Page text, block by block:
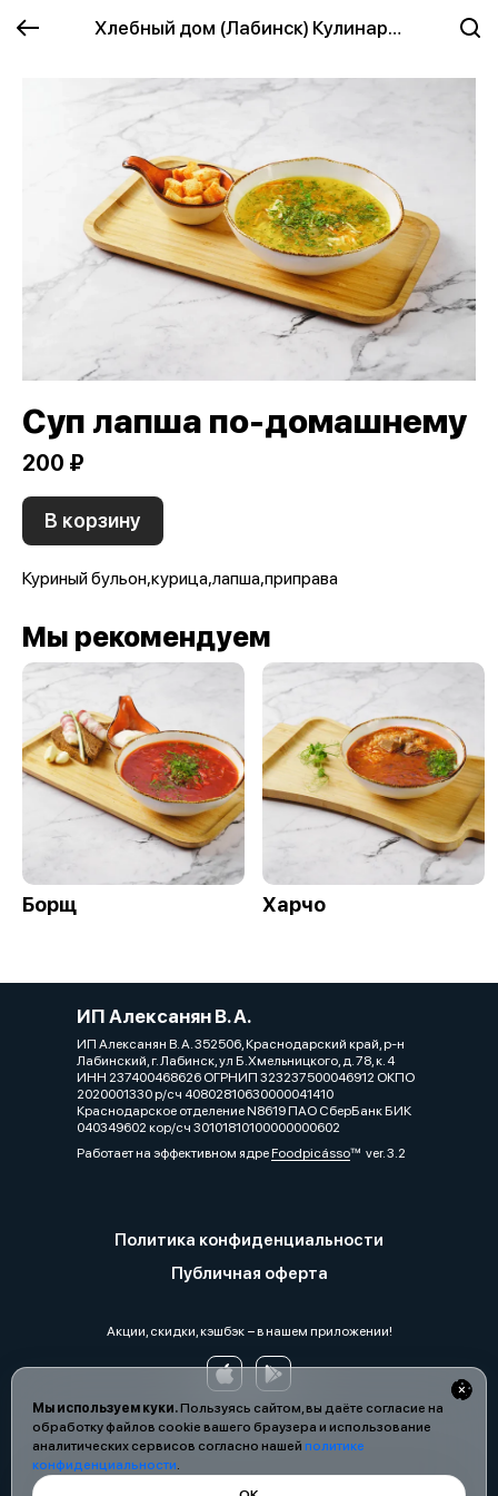
Хлебный дом (Лабинск) Кулинария
Мы используем куки.Пользуясь сайтом, вы даёте согласие на
обработку файлов cookie вашего браузера и использование
аналитических сервисов согласно нашей политике
конфиденциальности.
Суп лапша по-домашнему
200 ₽
В корзину
Куриный бульон,курица,лапша,приправа
Мы рекомендуем
Борщ Харчо
ИП Алексанян В. А.
ИП Алексанян В. А. 352506, Краснодарский край, р-н
Лабинский, г. Лабинск, ул Б.Хмельницкого, д. 78, к. 4
ИНН 237400468626 ОГРНИП 323237500046912 ОКПО
2020001330 р/сч 40802810630000041410
Краснодарское отделение N8619 ПАО СберБанк БИК
040349602 кор/сч 30101810100000000602
Работает на эффективном ядреFoodpicássover. 3.2
Политика конфиденциальности
Публичная оферта
Акции, скидки, кэшбэк − в нашем приложении!